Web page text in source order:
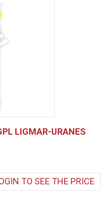
LIGMAR-URANES
TO SEE THE PRICE